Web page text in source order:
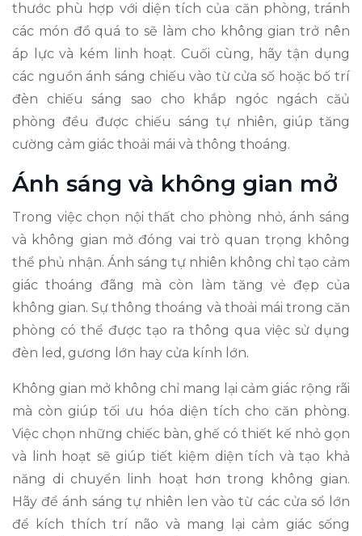
thước phù hợp với diện tích của căn phòng, tránh
các món đồ quá to sẽ làm cho không gian trở nên
áp lực và kém linh hoạt. Cuối cùng, hãy tận dụng
các nguồn ánh sáng chiếu vào từ cửa số hoặc bố trí
đèn chiếu sáng sao cho khắp ngóc ngách căủ
phòng đều được chiếu sáng tự nhiên, giúp tăng
cường cảm giác thoải mái và thông thoáng.
Ánh sáng và không gian mở
Trong việc chọn nội thất cho phòng nhỏ, ánh sáng
và không gian mở đóng vai trò quan trọng không
thể phủ nhận. Ánh sáng tự nhiên không chỉ tạo cảm
giác thoáng đãng mà còn làm tăng vẻ đẹp của
không gian. Sự thông thoáng và thoải mái trong căn
phòng có thể được tạo ra thông qua việc sử dụng
đèn led, gương lớn hay cửa kính lớn.
Không gian mở không chỉ mang lại cảm giác rộng rãi
mà còn giúp tối ưu hóa diện tích cho căn phòng.
Việc chọn những chiếc bàn, ghế có thiết kế nhỏ gọn
và linh hoạt sẽ giúp tiết kiệm diện tích và tạo khả
năng di chuyển linh hoạt hơn trong không gian.
Hãy để ánh sáng tự nhiên len vào từ các cửa sổ lớn
để kích thích trí não và mang lại cảm giác sống